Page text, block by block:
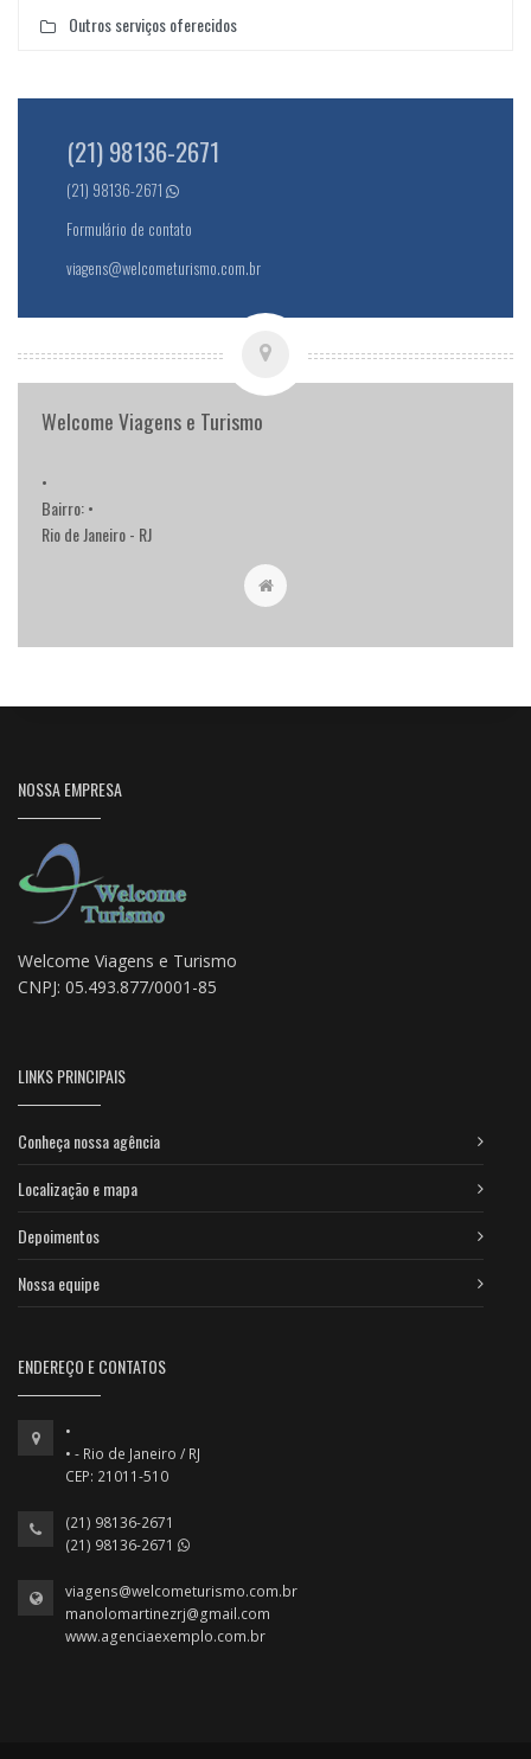
Outros serviços oferecidos
(21) 98136-2671
(21) 98136-2671
Formulário de contato
viagens@welcometurismo.com.br
Welcome Viagens e Turismo
•
Bairro: •
Rio de Janeiro - RJ
NOSSA EMPRESA
Welcome Viagens e Turismo
CNPJ: 05.493.877/0001-85
LINKS PRINCIPAIS
Conheça nossa agência
Localização e mapa
Depoimentos
Nossa equipe
ENDEREÇO E CONTATOS
•
• - Rio de Janeiro / RJ
CEP: 21011-510
(21) 98136-2671
(21) 98136-2671
viagens@welcometurismo.com.br
manolomartinezrj@gmail.com
www.agenciaexemplo.com.br